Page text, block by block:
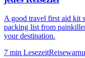
A good travel first aid kit
packing list from
your destination.
7 min Lesezeit